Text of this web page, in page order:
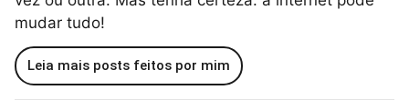
mudar tudo!
Leia mais posts feitos por mim